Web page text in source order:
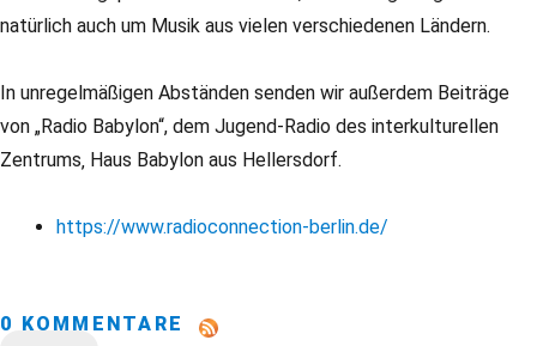
natürlich auch um Musik aus vielen verschiedenen Ländern.
In unregelmäßigen Abständen senden wir außerdem Beiträge
von „Radio Babylon“, dem Jugend-Radio des interkulturellen
Zentrums‚ Haus Babylon aus Hellersdorf.
https://www.radioconnection-berlin.de/
0 KOMMENTARE